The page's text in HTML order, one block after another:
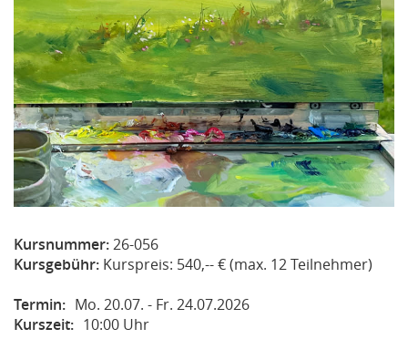
Kursnummer:26-056
Kursgebühr: Kurspreis: 540,-- € (max. 12 Teilnehmer)
Termin: Mo. 20.07. - Fr. 24.07.2026
Kurszeit: 10:00 Uhr